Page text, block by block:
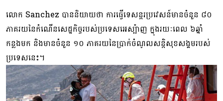
លោក Sanchez បាននិយាយថា ការធ្វើទេសន្តរប្រវេសន៍មានចំនួន ៨០
ភាគរយនៃកំណើនសេដ្ឋកិច្ចរបស់ប្រទេសអេស្ប៉ាញ ក្នុងរយៈពេល ៦ឆ្នាំ
កន្លងមក និងមានចំនួន ១០ ភាគរយនៃប្រាក់ចំណូលសន្តិសុខសង្គមរបស់
ប្រទេសនេះ។